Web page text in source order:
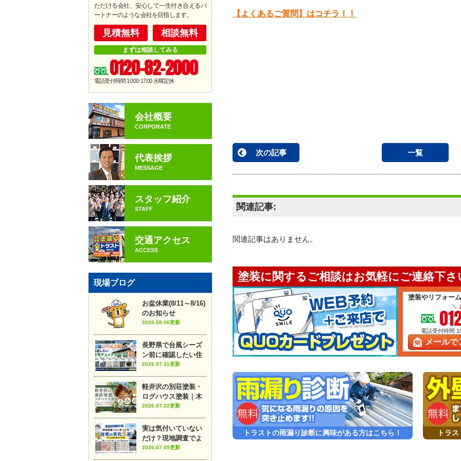
【よくあるご質問】はコチラ！！
次の記事 一覧
関連記事:
関連記事はありません。
塗装に関するご相談はお気軽にご連絡下さ
塗装やリフォー
＼
電話受付時間
メールで
トラストの雨漏り診断に興味がある方はこちら！ トラ
ただける会社、安心して一生付き合えるパ
ートナーのような会社を目指します。
見積無料 相談無料
まずは相談してみる
0120-82-2000
電話受付時間 10:00-17:00水曜定休
会社概要
CORPORATE
代表挨拶
MESSAGE
スタッフ紹介
STAFF
交通アクセス
ACCESS
現場ブログ
お盆休業(8/11～8/16)
のお知らせ
2026.08.06更新
長野県で台風シーズ
ン前に確認したい住
宅チェックポイント7
選
2026.07.31更新
軽井沢の別荘塗装・
ログハウス塗装｜木
部メンテナンスのポ
イントや施工事例を
プロが解説
2026.07.22更新
実は気付いていない
だけ？現地調査でよ
く見つかる住宅の劣
化5選
2026.07.09更新